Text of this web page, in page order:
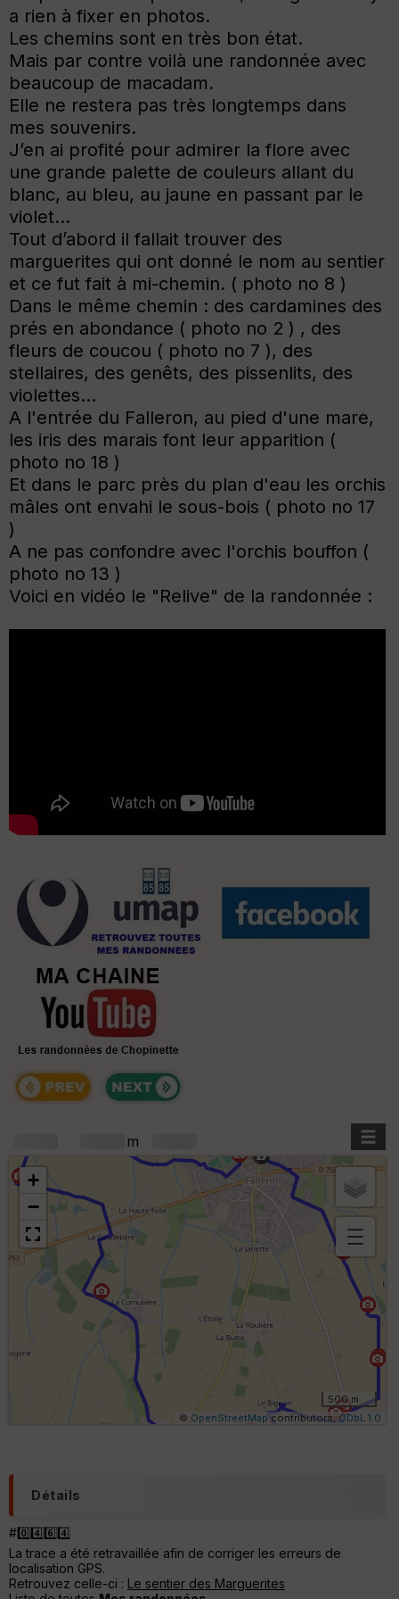
a rien à fixer en photos.
Les chemins sont en très bon état.
Mais par contre voilà une randonnée avec
beaucoup de macadam.
Elle ne restera pas très longtemps dans
mes souvenirs.
J’en ai profité pour admirer la flore avec
une grande palette de couleurs allant du
blanc, au bleu, au jaune en passant par le
violet...
Tout d’abord il fallait trouver des
marguerites qui ont donné le nom au sentier
et ce fut fait à mi-chemin. ( photo no 8 )
Dans le même chemin : des cardamines des
prés en abondance ( photo no 2 ) , des
fleurs de coucou ( photo no 7 ), des
stellaires, des genêts, des pissenlits, des
violettes...
A l'entrée du Falleron, au pied d'une mare,
les iris des marais font leur apparition (
photo no 18 )
Et dans le parc près du plan d'eau les orchis
mâles ont envahi le sous-bois ( photo no 17
)
A ne pas confondre avec l'orchis bouffon (
photo no 13 )
Voici en vidéo le "Relive" de la randonnée :
m
+
−
B
or
n
ri
q
500 m
© OpenStreetMap contributors, ODbL 1.0
Détails
#0️⃣4️⃣6️⃣4️⃣
La trace a été retravaillée afin de corriger les erreurs de
localisation GPS.
Retrouvez celle-ci : Le sentier des Marguerites